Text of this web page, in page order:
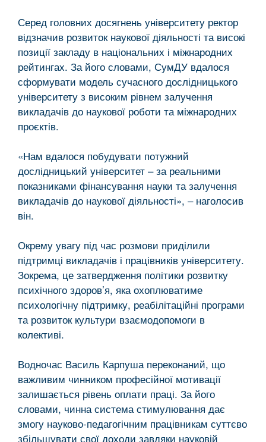
Серед головних досягнень університету ректор
відзначив розвиток наукової діяльності та високі
позиції закладу в національних і міжнародних
рейтингах. За його словами, СумДУ вдалося
сформувати модель сучасного дослідницького
університету з високим рівнем залучення
викладачів до наукової роботи та міжнародних
проєктів.
«Нам вдалося побудувати потужний
дослідницький університет – за реальними
показниками фінансування науки та залучення
викладачів до наукової діяльності», – наголосив
він.
Окрему увагу під час розмови приділили
підтримці викладачів і працівників університету.
Зокрема, це затвердження політики розвитку
психічного здоров’я, яка охоплюватиме
психологічну підтримку, реабілітаційні програми
та розвиток культури взаємодопомоги в
колективі.
Водночас Василь Карпуша переконаний, що
важливим чинником професійної мотивації
залишається рівень оплати праці. За його
словами, чинна система стимулювання дає
змогу науково-педагогічним працівникам суттєво
збільшувати свої доходи завдяки науковій